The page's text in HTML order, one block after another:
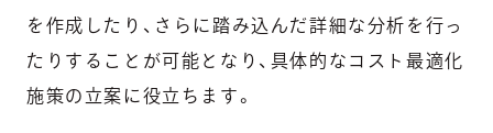
を作成したり、さらに踏み込んだ詳細な分析を行っ
たりすることが可能となり、具体的なコスト最適化
施策の立案に役立ちます。